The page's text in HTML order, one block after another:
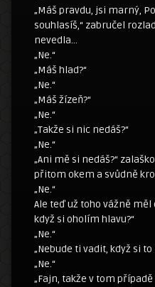
„Máš pravdu, jsi marný,
souhlasíš,“ zabručel
nevedla…
„Ne.“
„Máš hlad?“
„Ne.“
„Máš žízeň?“
„Ne.“
„Takže si nic nedáš?“
„Ne.“
„Ani mě si nedáš?“
přitom okem a svůdně
„Ne.“
Ale teď už toho vážně měl
když si oholím hlavu?“
„Ne.“
„Nebude ti vadit, když si
„Ne.“
„Fajn, takže v tom